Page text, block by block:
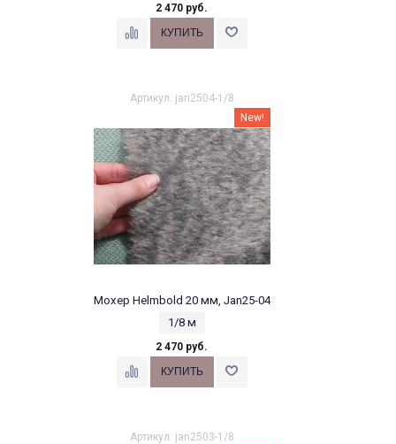
2 470 руб.
Артикул: jan2504-1/8
New!
Мохер Helmbold 20 мм, Jan25-04
1/8 м
2 470 руб.
Артикул: jan2503-1/8